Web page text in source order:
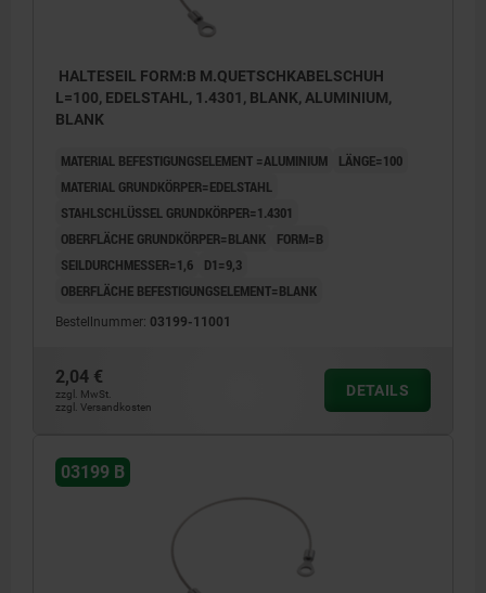
HALTESEIL FORM:B M.QUETSCHKABELSCHUH
L=100, EDELSTAHL, 1.4301, BLANK, ALUMINIUM,
BLANK
MATERIAL BEFESTIGUNGSELEMENT =ALUMINIUM
LÄNGE=100
MATERIAL GRUNDKÖRPER=EDELSTAHL
STAHLSCHLÜSSEL GRUNDKÖRPER=1.4301
OBERFLÄCHE GRUNDKÖRPER=BLANK
FORM=B
SEILDURCHMESSER=1,6
D1=9,3
OBERFLÄCHE BEFESTIGUNGSELEMENT=BLANK
Bestellnummer: 03199-11001
2,04 €
zzgl. MwSt.
zzgl. Versandkosten
DETAILS
03199 B